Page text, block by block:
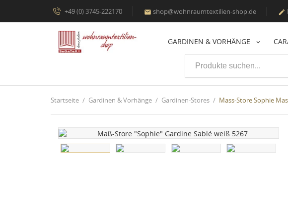
+49 (0) 3745-222170  shop@wohnraumtextilien-shop.de 
GARDINEN & VORHÄNGE
Startseite Gardinen & Vorhänge Gardinen-Stores Mass-Store Sophie